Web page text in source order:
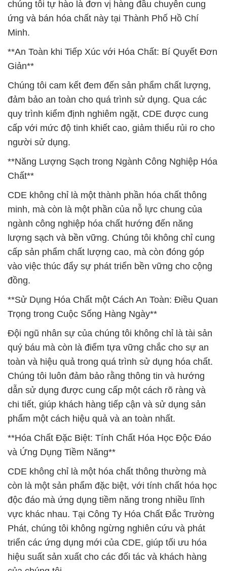
chúng tôi tự hào là đơn vị hàng đầu chuyên cung
ứng và bán hóa chất này tại Thành Phố Hồ Chí
Minh.
**An Toàn khi Tiếp Xúc với Hóa Chất: Bí Quyết Đơn
Giản**
Chúng tôi cam kết đem đến sản phẩm chất lượng,
đảm bảo an toàn cho quá trình sử dụng. Qua các
quy trình kiểm định nghiêm ngặt, CDE được cung
cấp với mức độ tinh khiết cao, giảm thiểu rủi ro cho
người sử dụng.
**Năng Lượng Sạch trong Ngành Công Nghiệp Hóa
Chất**
CDE không chỉ là một thành phần hóa chất thông
minh, mà còn là một phần của nỗ lực chung của
ngành công nghiệp hóa chất hướng đến năng
lượng sạch và bền vững. Chúng tôi không chỉ cung
cấp sản phẩm chất lượng cao, mà còn đóng góp
vào việc thúc đẩy sự phát triển bền vững cho cộng
đồng.
**Sử Dụng Hóa Chất một Cách An Toàn: Điều Quan
Trọng trong Cuộc Sống Hàng Ngày**
Đội ngũ nhân sự của chúng tôi không chỉ là tài sản
quý báu mà còn là điểm tựa vững chắc cho sự an
toàn và hiệu quả trong quá trình sử dụng hóa chất.
Chúng tôi luôn đảm bảo rằng thông tin và hướng
dẫn sử dụng được cung cấp một cách rõ ràng và
chi tiết, giúp khách hàng tiếp cận và sử dụng sản
phẩm một cách hiệu quả và an toàn nhất.
**Hóa Chất Đặc Biệt: Tính Chất Hóa Học Độc Đáo
và Ứng Dụng Tiềm Năng**
CDE không chỉ là một hóa chất thông thường mà
còn là một sản phẩm đặc biệt, với tính chất hóa học
độc đáo mà ứng dụng tiềm năng trong nhiều lĩnh
vực khác nhau. Tại Công Ty Hóa Chất Đắc Trường
Phát, chúng tôi không ngừng nghiên cứu và phát
triển các ứng dụng mới của CDE, giúp tối ưu hóa
hiệu suất sản xuất cho các đối tác và khách hàng